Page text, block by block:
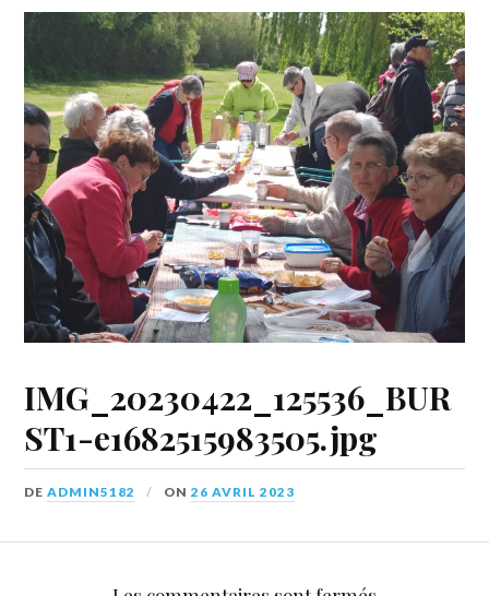
IMG_20230422_125536_BUR
ST1-e1682515983505.jpg
DEADMIN5182 ON26 AVRIL 2023